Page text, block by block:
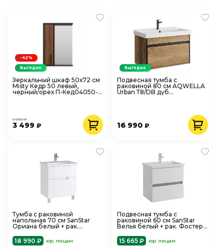
Зеркальный шкаф 50х72 см
Misty Кедр 50 левый,
черный/орех П-Кед04050-
3 499 ₽
5 990 ₽
-42%
Выгодно
Подвесная тумба с
раковиной 80 см AQWELLA
Urban Т8/DB дуб
16 990₽
Выгодно
Тумба с раковиной
напольная 70 см SanStar
Ориана белый + рак.
18 990 ₽
юр. лицам
Подвесная тумба с
раковиной 60 см SanStar
Велья белый + рак. Фостер
15 665 ₽
юр. лицам